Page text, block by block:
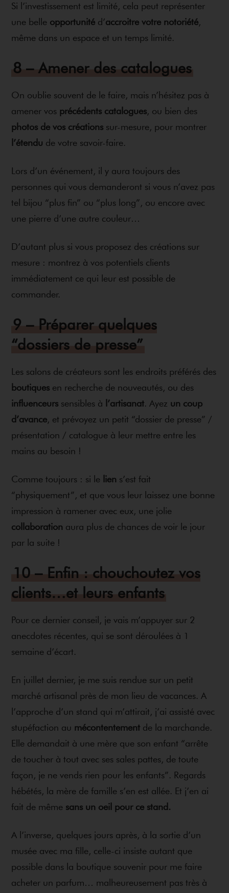
Si l’investissement est limité, cela peut représenter
une belle opportunité d’accroitre votre notoriété,
même dans un espace et un temps limité.
8 – Amener des catalogues
On oublie souvent de le faire, mais n’hésitez pas à
amener vos précédents catalogues, ou bien des
photos de vos créations sur-mesure, pour montrer
l’étendu de votre savoir-faire.
Lors d’un événement, il y aura toujours des
personnes qui vous demanderont si vous n’avez pas
tel bijou “plus fin” ou “plus long”, ou encore avec
une pierre d’une autre couleur…
D’autant plus si vous proposez des créations sur
mesure : montrez à vos potentiels clients
immédiatement ce qui leur est possible de
commander.
9 – Préparer quelques
“dossiers de presse”
Les salons de créateurs sont les endroits préférés des
boutiques en recherche de nouveautés, ou des
influenceurs sensibles à l’artisanat. Ayez un coup
d’avance, et prévoyez un petit “dossier de presse” /
présentation / catalogue à leur mettre entre les
mains au besoin !
Comme toujours : si le lien s’est fait
“physiquement”, et que vous leur laissez une bonne
impression à ramener avec eux, une jolie
collaboration aura plus de chances de voir le jour
par la suite !
10 – Enfin : chouchoutez vos
clients…et leurs enfants
Pour ce dernier conseil, je vais m’appuyer sur 2
anecdotes récentes, qui se sont déroulées à 1
semaine d’écart.
En juillet dernier, je me suis rendue sur un petit
marché artisanal près de mon lieu de vacances. A
l’approche d’un stand qui m’attirait, j’ai assisté avec
stupéfaction au mécontentement de la marchande.
Elle demandait à une mère que son enfant “arrête
de toucher à tout avec ses sales pattes, de toute
façon, je ne vends rien pour les enfants”. Regards
hébétés, la mère de famille s’en est allée. Et j’en ai
fait de même sans un oeil pour ce stand.
A l’inverse, quelques jours après, à la sortie d’un
musée avec ma fille, celle-ci insiste autant que
possible dans la boutique souvenir pour me faire
acheter un parfum… malheureusement pas très à